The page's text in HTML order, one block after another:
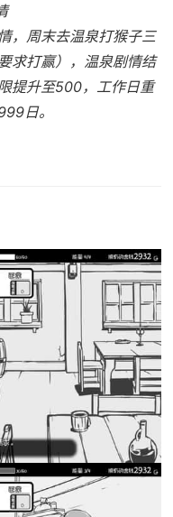
，周末去温泉打猴子三
求打赢），温泉剧情结
提升至500，工作日重
日。